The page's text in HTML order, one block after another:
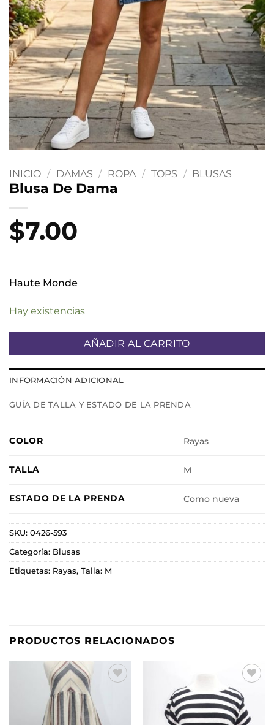
INICIO / DAMAS / ROPA / TOPS / BLUSAS
Blusa De Dama
$7.00
Haute Monde
Hay existencias
AÑADIR AL CARRITO
INFORMACIÓN ADICIONAL
GUÍA DE TALLA Y ESTADO DE LA PRENDA
COLOR Rayas
TALLA M
ESTADO DE LA PRENDA Como nueva
SKU: 0426-593
Categoría: Blusas
Etiquetas: Rayas, Talla: M
PRODUCTOS RELACIONADOS
deseos
Añadir
a la
lista de
deseos